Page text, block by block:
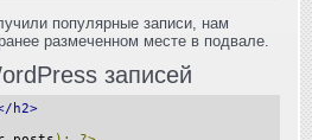
популярные записи, нам
размеченном месте в подвале.
записей
h2>